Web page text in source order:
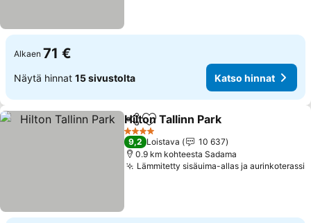
Alkaen 71 €
Näytä hinnat 15 sivustolta Katso hinnat
Jaa Lisää suosikkeihin
Hilton Tallinn Park
4 Tähtiluokitus
9,2 Loistava
10 637
0.9 km kohteesta Sadama
Lämmitetty sisäuima-allas ja aurinkoterassi